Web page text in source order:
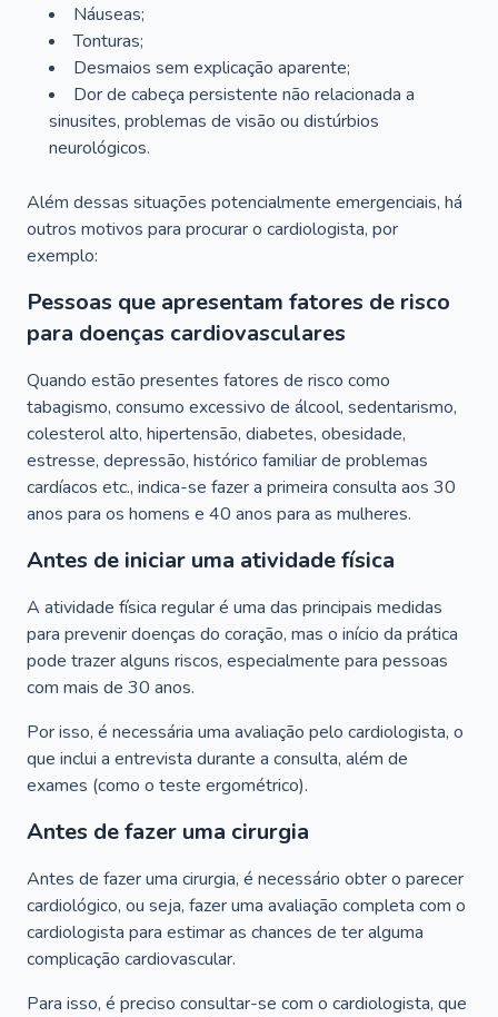
Náuseas;
Tonturas;
Desmaios sem explicação aparente;
Dor de cabeça persistente não relacionada a
sinusites, problemas de visão ou distúrbios
neurológicos.
Além dessas situações potencialmente emergenciais, há
outros motivos para procurar o cardiologista, por
exemplo:
Pessoas que apresentam fatores de risco
para doenças cardiovasculares
Quando estão presentes fatores de risco como
tabagismo, consumo excessivo de álcool, sedentarismo,
colesterol alto, hipertensão, diabetes, obesidade,
estresse, depressão, histórico familiar de problemas
cardíacos etc., indica-se fazer a primeira consulta aos 30
anos para os homens e 40 anos para as mulheres.
Antes de iniciar uma atividade física
A atividade física regular é uma das principais medidas
para prevenir doenças do coração, mas o início da prática
pode trazer alguns riscos, especialmente para pessoas
com mais de 30 anos.
Por isso, é necessária uma avaliação pelo cardiologista, o
que inclui a entrevista durante a consulta, além de
exames (como o teste ergométrico).
Antes de fazer uma cirurgia
Antes de fazer uma cirurgia, é necessário obter o parecer
cardiológico, ou seja, fazer uma avaliação completa com o
cardiologista para estimar as chances de ter alguma
complicação cardiovascular.
Para isso, é preciso consultar-se com o cardiologista, que